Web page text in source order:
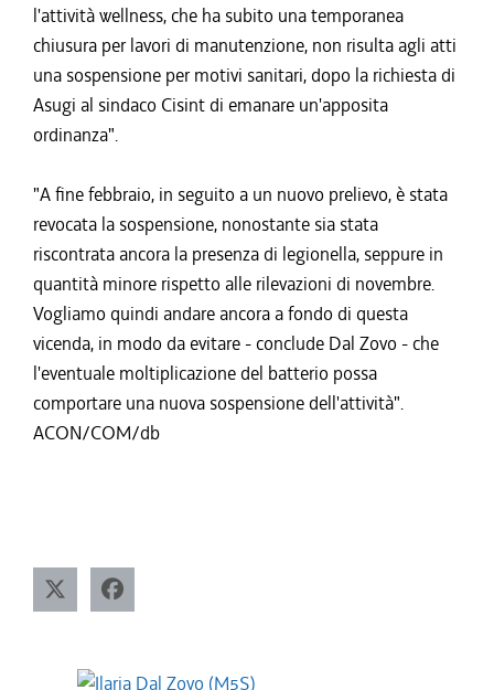
l'attività wellness, che ha subito una temporanea
chiusura per lavori di manutenzione, non risulta agli atti
una sospensione per motivi sanitari, dopo la richiesta di
Asugi al sindaco Cisint di emanare un'apposita
ordinanza".
"A fine febbraio, in seguito a un nuovo prelievo, è stata
revocata la sospensione, nonostante sia stata
riscontrata ancora la presenza di legionella, seppure in
quantità minore rispetto alle rilevazioni di novembre.
Vogliamo quindi andare ancora a fondo di questa
vicenda, in modo da evitare - conclude Dal Zovo - che
l'eventuale moltiplicazione del batterio possa
comportare una nuova sospensione dell'attività".
ACON/COM/db